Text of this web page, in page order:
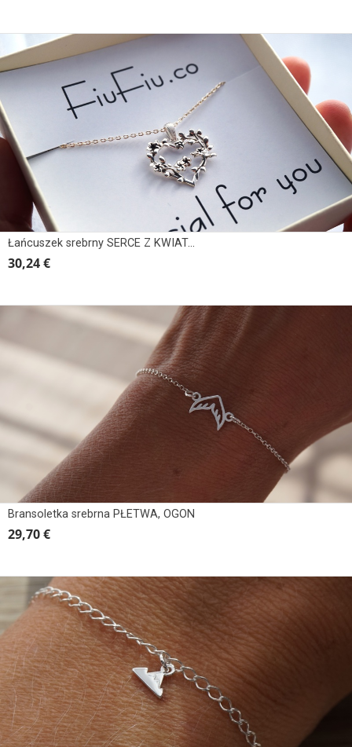
Łańcuszek srebrny SERCE Z KWIATAMI
30,24 €
Bransoletka srebrna PŁETWA, OGON
29,70 €